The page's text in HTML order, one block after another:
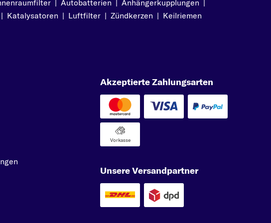
| Autobatterien | Anhängerkupplungen |
| Katalysatoren | Luftfilter | Zündkerzen | Keilriemen
Akzeptierte Zahlungsarten
Vorkasse
Unsere Versandpartner